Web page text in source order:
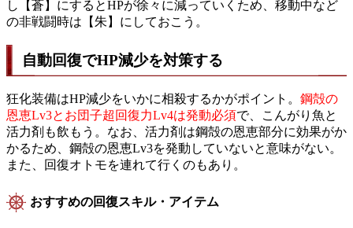
し【蒼】にするとHPが徐々に減っていくため、移動中など
の非戦闘時は【朱】にしておこう。
自動回復でHP減少を対策する
狂化装備はHP減少をいかに相殺するかがポイント。 鋼殻の
恩恵Lv3とお団子超回復力Lv4は発動必須で、こんがり魚と
活力剤も飲もう。なお、活力剤は鋼殻の恩恵部分に効果がか
かるため、鋼殻の恩恵Lv3を発動していないと意味がない。
また、回復オトモを連れて行くのもあり。
おすすめの回復スキル・アイテム